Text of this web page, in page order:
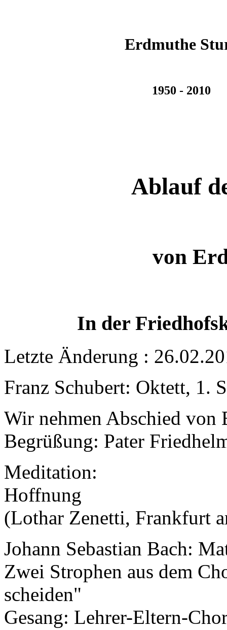
Erdmuthe
1950 - 2010
Ablauf
von
In der
Letzte Änderung :
Franz Schubert: Oktett, 1.
Wir nehmen Abschied von
Begrüßung: Pater
Meditation:
Hoffnung
(Lothar Zenetti, Frankfurt
Johann Sebastian Bach:
Zwei Strophen aus dem
scheiden"
Gesang: Lehrer-Eltern-